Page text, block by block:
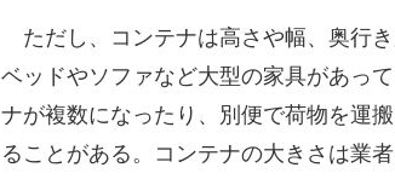
ただし、コンテナは高さや幅、奥行
ベッドやソファなど大型の家具があっ
ナが複数になったり、別便で荷物を運
ることがある。コンテナの大きさは業